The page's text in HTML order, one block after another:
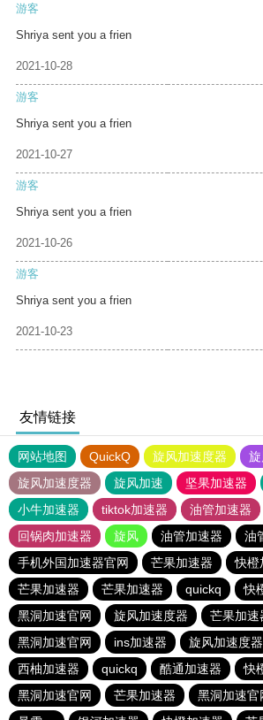
游客
Shriya sent you a frien
2021-10-28
游客
Shriya sent you a frien
2021-10-27
游客
Shriya sent you a frien
2021-10-26
游客
Shriya sent you a frien
2021-10-23
友情链接
网站地图 QuickQ 旋风加速度器
旋风加速度器
旋风加速 坚果加速器
小牛加速器
tiktok加速器 油管加速器
回锅肉加速器
旋风 油管加速器
油
手机外国加速器官网
芒果加速器
快橙
芒果加速器
芒果加速器 quickq
快
黑洞加速官网
旋风加速度器 芒果加速
黑洞加速官网
ins加速器 旋风加速度器
西柚加速器
quickq 酷通加速器 快
黑洞加速官网
芒果加速器 黑洞加速官